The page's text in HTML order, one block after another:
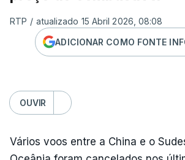
RTP / atualizado 15 Abril 2026, 08:08
ADICIONAR COMO FONTE
OUVIR
Vários voos entre a China e o